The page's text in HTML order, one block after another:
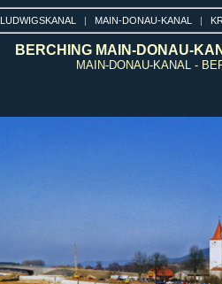
LUDWIGSKANAL | MAIN-DONAU-KANAL |
BERCHING MAIN-DONAU-
MAIN-DONAU-KANAL -